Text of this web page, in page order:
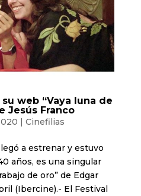
web “Vaya luna de
Jesús Franco
| Cinefilias
a estrenar y estuvo
años, es una singular
de oro” de Edgar
(Ibercine).- El Festival